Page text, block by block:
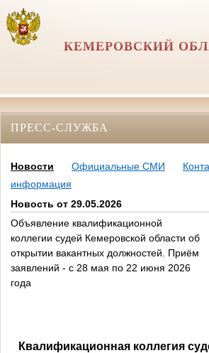
КЕМЕРОВСКИЙ
ПРЕСС-СЛУЖБА
Новости Официальные СМИ
информация
Новость от 29.05.2026
Объявление квалификационной
коллегии судей Кемеровской области об
открытии вакантных должностей. Приём
заявлений - с 28 мая по 22 июня 2026
года
Квалификационная коллегия